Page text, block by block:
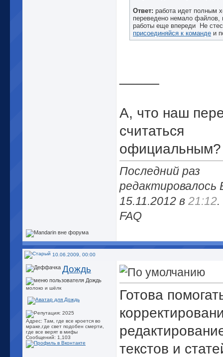
Ответ: работа идет полным
переведено немало файлов,
работы еще впереди
Не
присоединяйся к команде и
А, что наш
считаться
официальным?
Последний раз
редактировалось
15.11.2012 в 21:12.
FAQ
10.06.2009, 00:00
Дождь
молоко и шёлк
Адрес: Там, где все кроется во
мраке,где свет подобен смерти,
где все верят в мифы
Сообщений: 1,103
Готова
текстов и